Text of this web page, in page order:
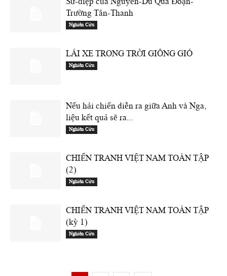
Trường Tân-Thanh
Nghiên Cứu
LÁI XE TRONG TRỜI GIÔNG GIÓ
Nghiên Cứu
Nếu hải chiến diễn ra giữa Anh và Nga,
liệu kết quả sẽ ra...
Nghiên Cứu
CHIẾN TRANH VIỆT NAM TOÀN TẬP
(2)
Nghiên Cứu
CHIẾN TRANH VIỆT NAM TOÀN TẬP
(kỳ 1)
Nghiên Cứu